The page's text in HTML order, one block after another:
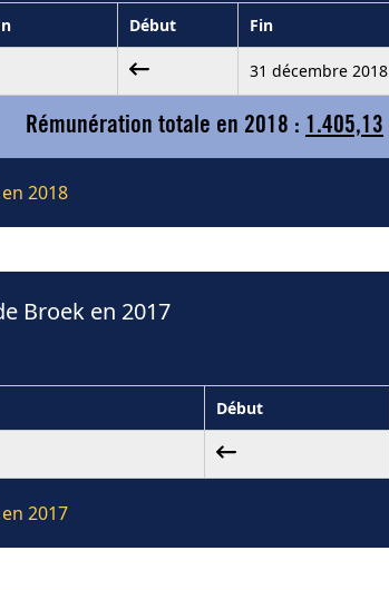
Début Fin
31 décembre 2018
Rémunération totale en 2018 : 1.405,13
2018
Broek en 2017
Début
2017